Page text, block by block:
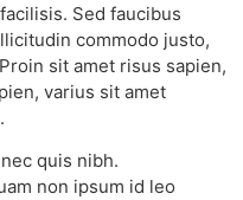
Sed faucibus
commodo justo,
sit amet risus sapien,
varius sit amet
quis nibh.
non ipsum id leo